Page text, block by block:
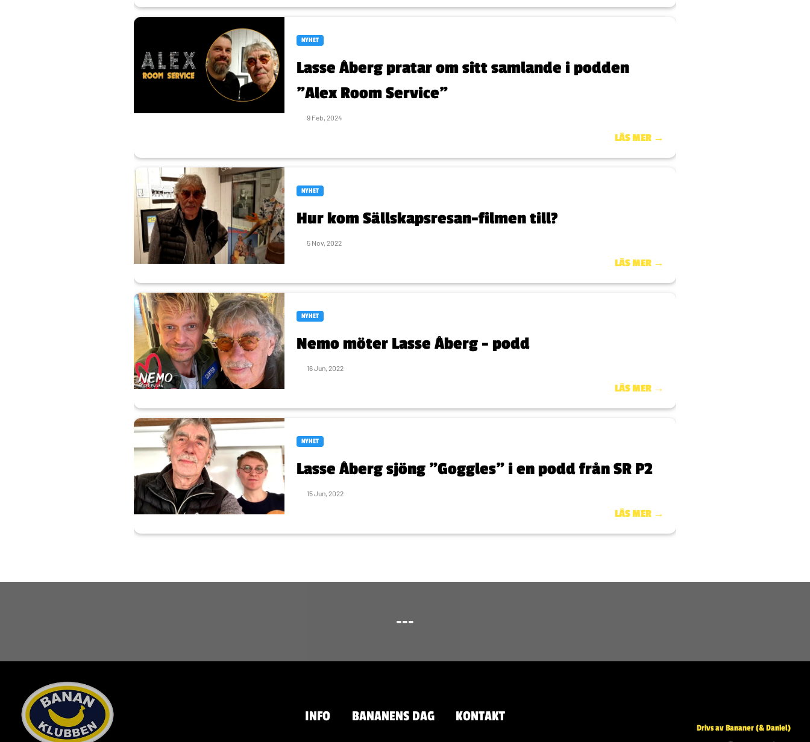
NYHET
Lasse Åberg pratar om sitt samlande i podden
"Alex Room Service"
9 Feb, 2024
LÄS MER →
NYHET
Hur kom Sällskapsresan-filmen till?
5 Nov, 2022
LÄS MER →
NYHET
Nemo möter Lasse Åberg - podd
16 Jun, 2022
LÄS MER →
NYHET
Lasse Åberg sjöng "Goggles" i en podd från SR P2
15 Jun, 2022
LÄS MER →
---
INFO BANANENS DAG KONTAKT
Drivs av Bananer (& Daniel)